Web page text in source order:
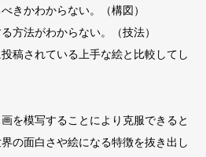
きかわからない。（構図）
方法がわからない。（技法）
稿されている上手な絵と比較してし
を模写することにより克服できると
の面白さや絵になる特徴を抜き出し